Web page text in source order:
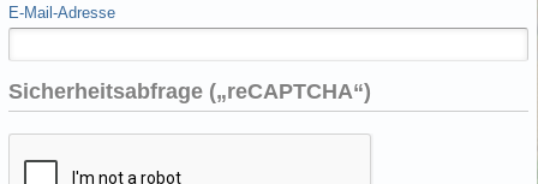
E-Mail-Adresse
Sicherheitsabfrage („reCAPTCHA“)